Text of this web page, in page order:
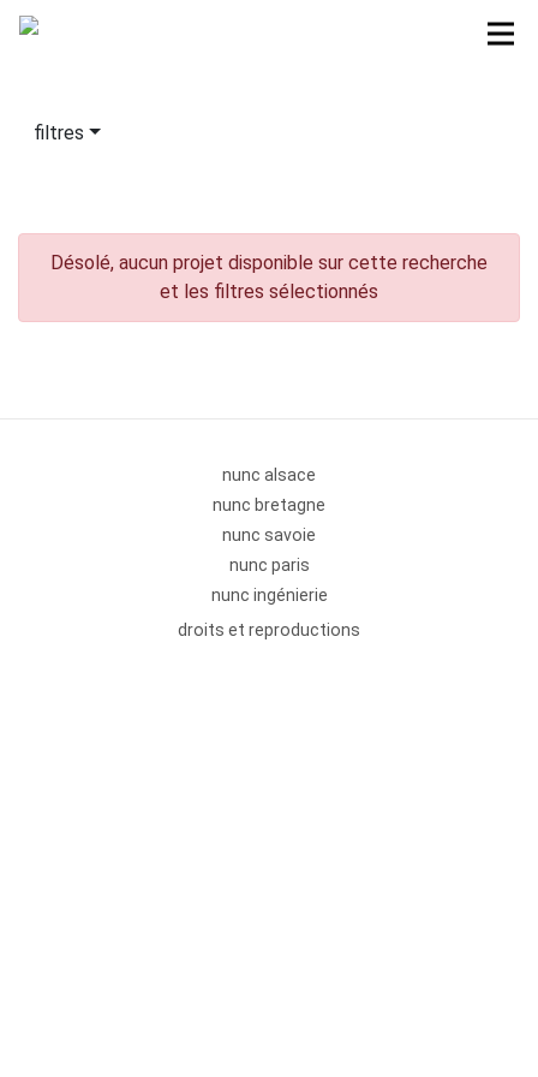
filtres
Désolé, aucun projet disponible sur cette recherche
et les filtres sélectionnés
nunc alsace
nunc bretagne
nunc savoie
nunc paris
nunc ingénierie
droits et reproductions